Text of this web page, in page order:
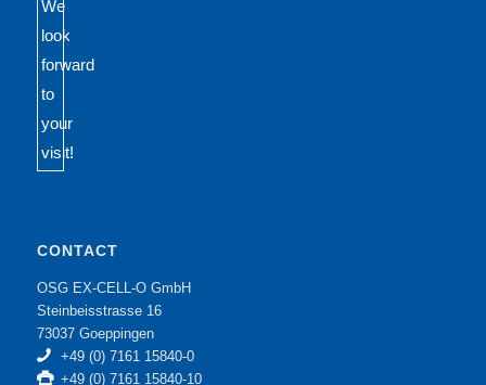
CONTACT
OSG EX-CELL-O GmbH
Steinbeisstrasse 16
73037 Goeppingen
+49 (0) 7161 15840-0
+49 (0) 7161 15840-10